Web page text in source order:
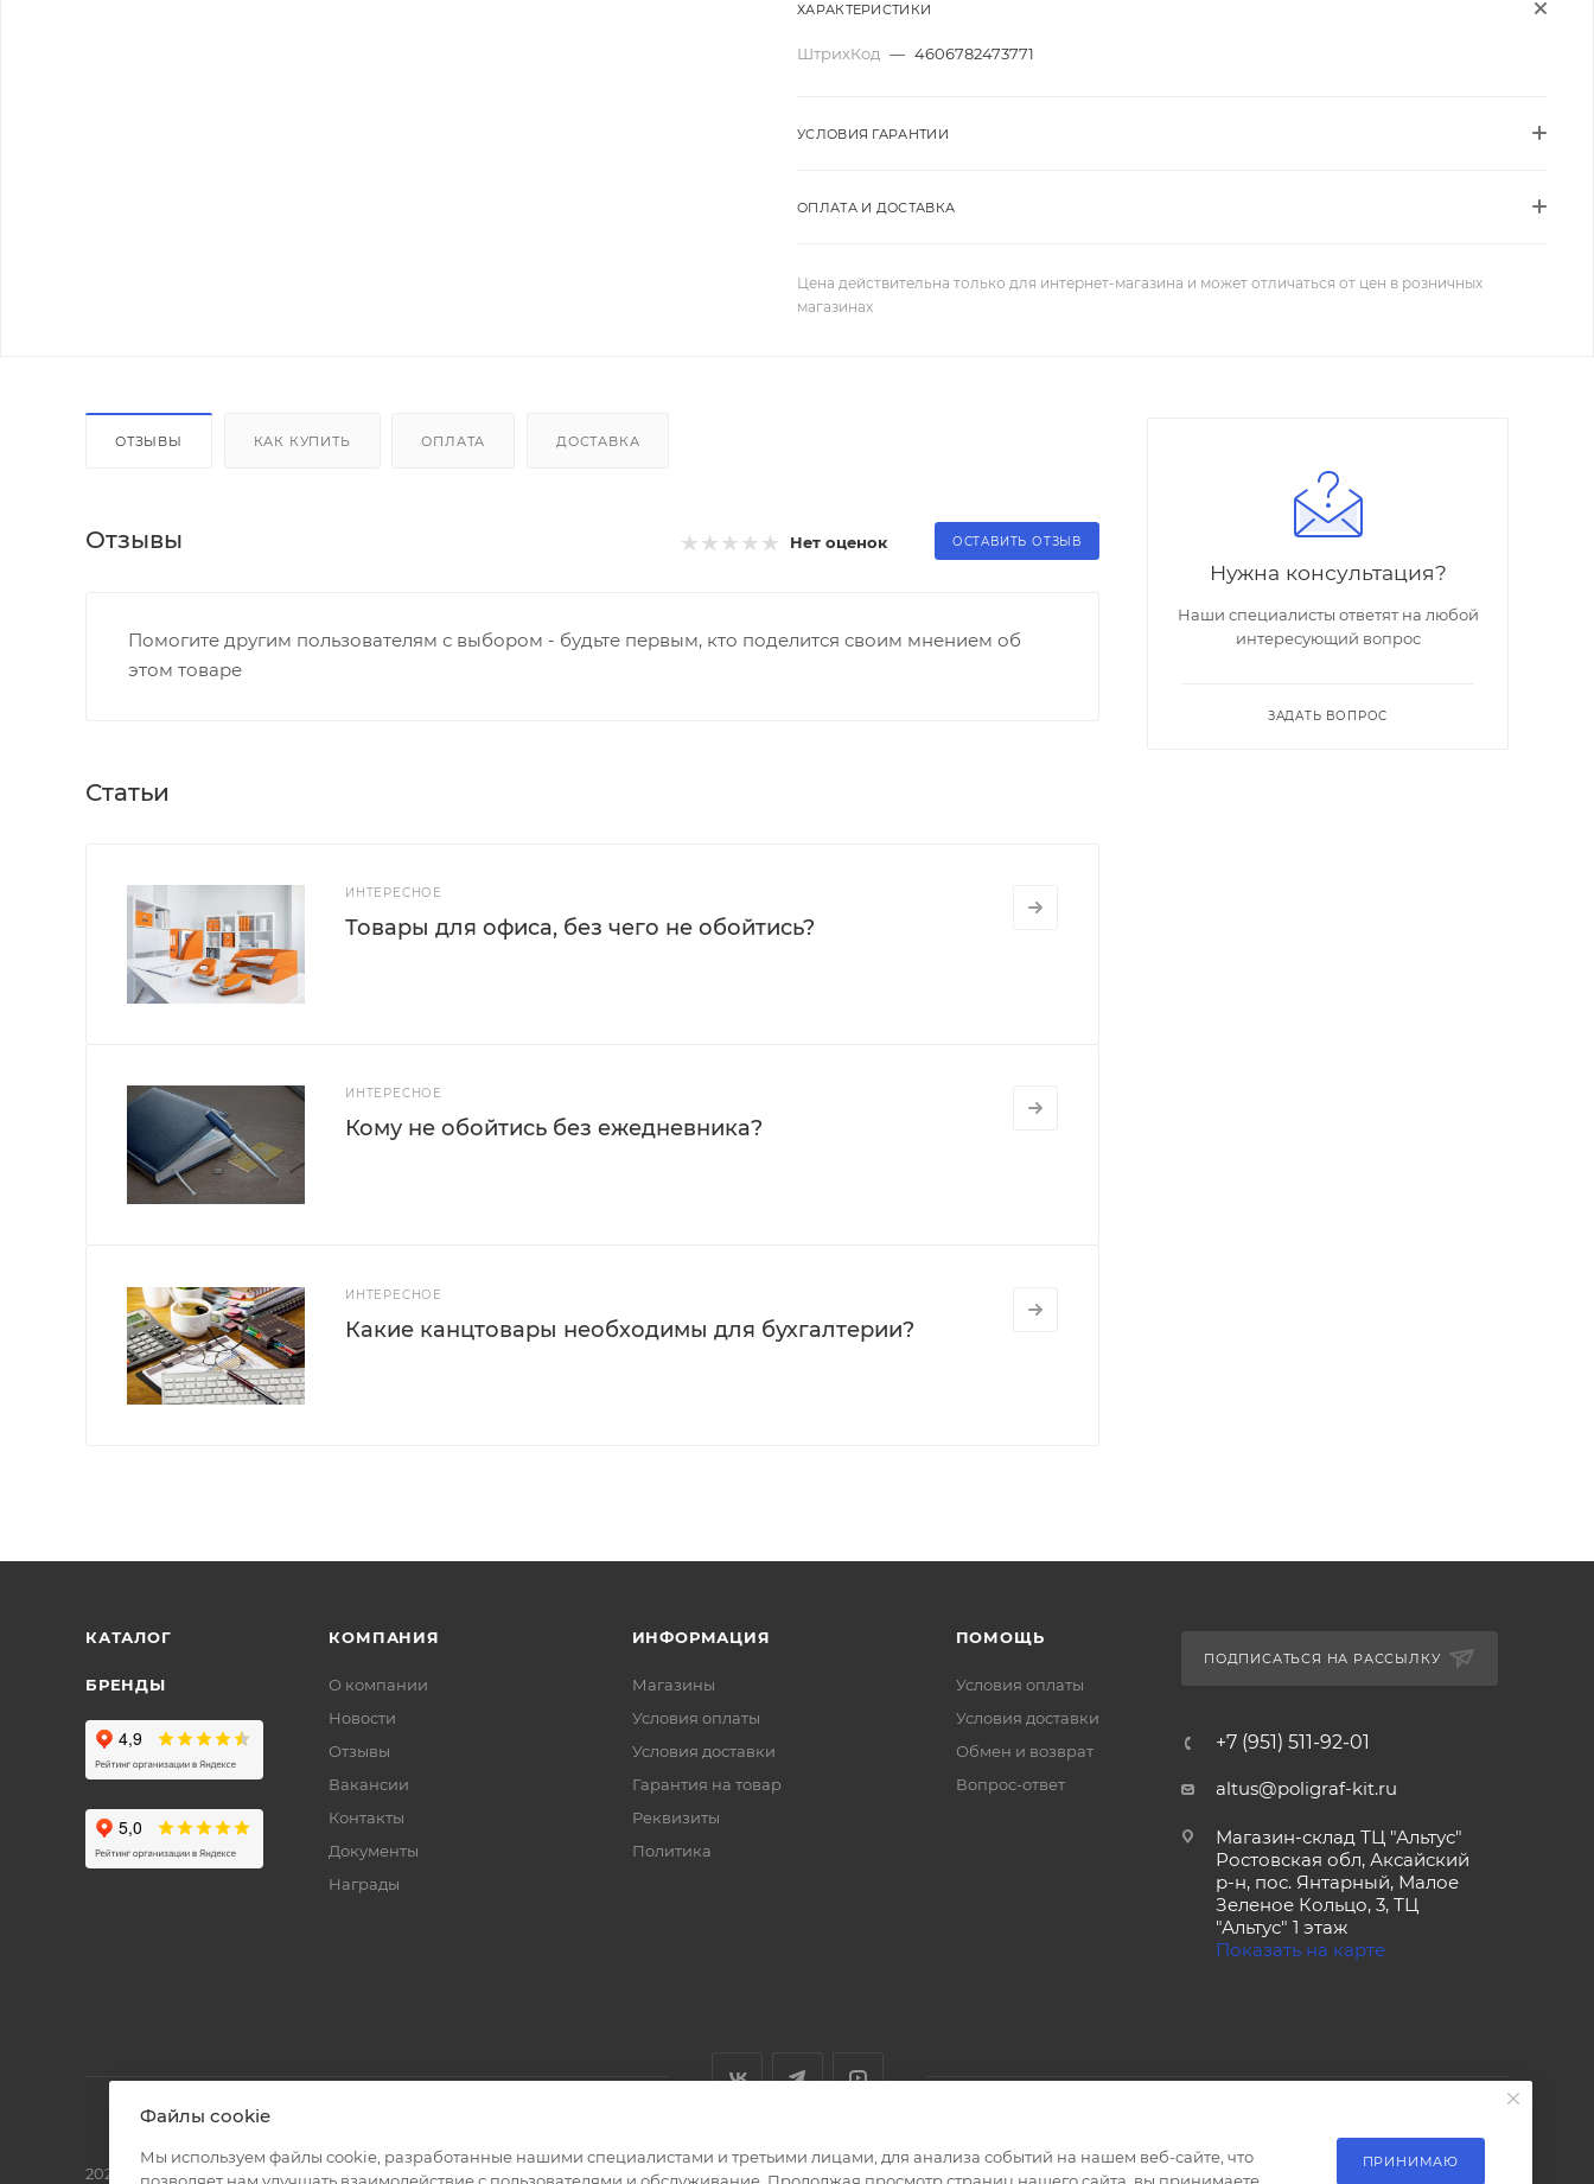
ХАРАКТЕРИСТИКИ
ШтрихКод — 4606782473771
УСЛОВИЯ ГАРАНТИИ
ОПЛАТА И ДОСТАВКА
Цена действительна только для интернет-магазина и может отличаться от цен в розничных
магазинах
ОТЗЫВЫ КАК КУПИТЬ ОПЛАТА ДОСТАВКА
Отзывы Нет оценок ОСТАВИТЬ ОТЗЫВ
Помогите другим пользователям с выбором - будьте первым, кто поделится своим мнением об
этом товаре
Статьи
ИНТЕРЕСНОЕ
Товары для офиса, без чего не обойтись?
ИНТЕРЕСНОЕ
Кому не обойтись без ежедневника?
ИНТЕРЕСНОЕ
Какие канцтовары необходимы для бухгалтерии?
Нужна консультация?
Наши специалисты ответят на любой
интересующий вопрос
ЗАДАТЬ ВОПРОС
КАТАЛОГ
БРЕНДЫ
КОМПАНИЯ
О компании
Новости
Отзывы
Вакансии
Контакты
Документы
Награды
ИНФОРМАЦИЯ
Магазины
Условия оплаты
Условия доставки
Гарантия на товар
Реквизиты
Политика
ПОМОЩЬ
Условия оплаты
Условия доставки
Обмен и возврат
Вопрос-ответ
ПОДПИСАТЬСЯ НА РАССЫЛКУ
+7 (951) 511-92-01
altus@poligraf-kit.ru
Магазин-склад ТЦ "Альтус"
Ростовская обл, Аксайский
р-н, пос. Янтарный, Малое
Зеленое Кольцо, 3, ТЦ
"Альтус" 1 этаж
Показать на карте
2026 © Полиграф кит - интернет-магазин
Файлы cookie
Мы используем файлы cookie, разработанные нашими специалистами и третьими лицами, для анализа событий на нашем веб-сайте, что
ПРИНИМАЮ